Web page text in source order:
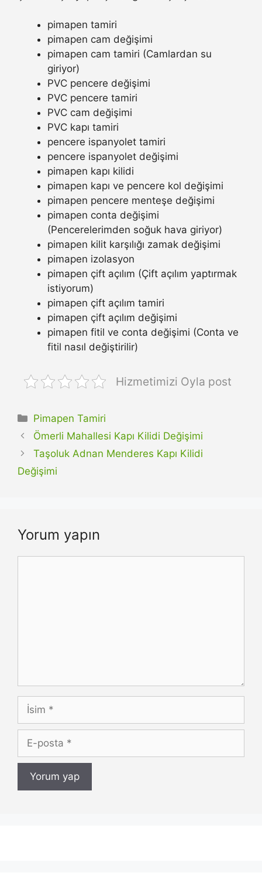
pimapen tamiri
pimapen cam değişimi
pimapen cam tamiri (Camlardan su
giriyor)
PVC pencere değişimi
PVC pencere tamiri
PVC cam değişimi
PVC kapı tamiri
pencere ispanyolet tamiri
pencere ispanyolet değişimi
pimapen kapı kilidi
pimapen kapı ve pencere kol değişimi
pimapen pencere menteşe değişimi
pimapen conta değişimi
(Pencerelerimden soğuk hava giriyor)
pimapen kilit karşılığı zamak değişimi
pimapen izolasyon
pimapen çift açılım (Çift açılım yaptırmak
istiyorum)
pimapen çift açılım tamiri
pimapen çift açılım değişimi
pimapen fitil ve conta değişimi (Conta ve
fitil nasıl değiştirilir)
Hizmetimizi Oyla post
Kategoriler
Pimapen Tamiri
Ömerli Mahallesi Kapı Kilidi Değişimi
Taşoluk Adnan Menderes Kapı Kilidi
Değişimi
Yorum yapın
İsim
posta